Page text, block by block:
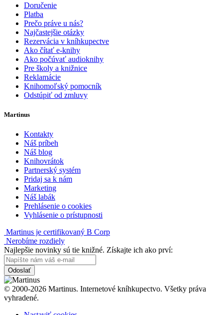
Doručenie
Platba
Prečo práve u nás?
Najčastejšie otázky
Rezervácia v kníhkupectve
Ako čítať e-knihy
Ako počúvať audioknihy
Pre školy a knižnice
Reklamácie
Knihomoľský pomocník
Odstúpiť od zmluvy
Martinus
Kontakty
Náš príbeh
Náš blog
Knihovrátok
Partnerský systém
Pridaj sa k nám
Marketing
Náš labák
Prehlásenie o cookies
Vyhlásenie o prístupnosti
Martinus je certifikovaný B Corp
Nerobíme rozdiely
Najlepšie novinky sú tie knižné. Získajte ich ako prví:
Odoslať
© 2000-2026 Martinus. Internetové kníhkupectvo. Všetky práva
vyhradené.